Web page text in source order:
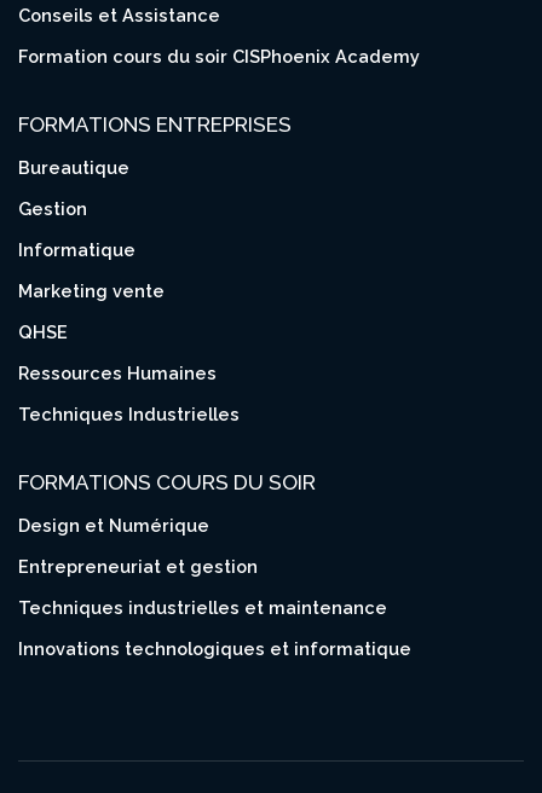
Conseils et Assistance
Formation cours du soir CISPhoenix Academy
FORMATIONS ENTREPRISES
Bureautique
Gestion
Informatique
Marketing vente
QHSE
Ressources Humaines
Techniques Industrielles
FORMATIONS COURS DU SOIR
Design et Numérique
Entrepreneuriat et gestion
Techniques industrielles et maintenance
Innovations technologiques et informatique